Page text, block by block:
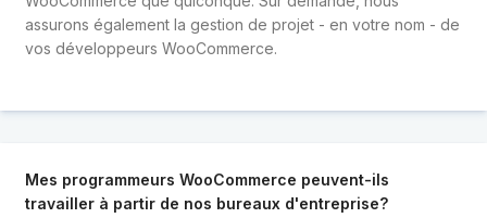
assurons également la gestion de projet - en votre nom - de
vos développeurs WooCommerce.
Mes programmeurs WooCommerce peuvent-ils
travailler à partir de nos bureaux d'entreprise?